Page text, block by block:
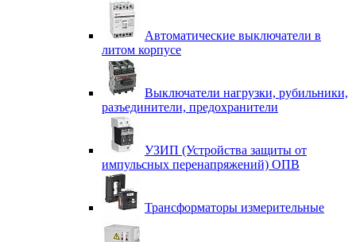
Автоматические выключатели в
литом корпусе
Выключатели нагрузки, рубильники,
разъединители, предохранители
УЗИП (Устройства защиты от
импульсных перенапряжений) ОПВ
Трансформаторы измерительные